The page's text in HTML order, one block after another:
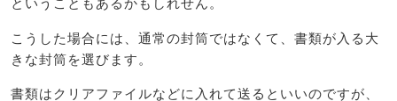
こうした場合には、通常の封筒ではなくて、書類が入る大
きな封筒を選びます。
書類はクリアファイルなどに入れて送るといいのですが、